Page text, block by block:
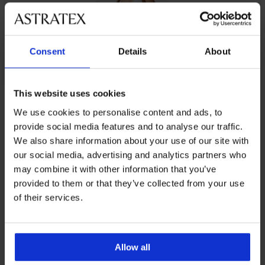
Consent Details About
This website uses cookies
We use cookies to personalise content and ads, to
provide social media features and to analyse our traffic.
We also share information about your use of our site with
our social media, advertising and analytics partners who
may combine it with other information that you’ve
provided to them or that they’ve collected from your use
of their services.
Allow all
-30%
-20 % GET20
5
Bavlnená
spodná
-20 % GET20
Dámska
košieľka
-30%
-20 % GET20
5
2
PACK
-20 % GET20
Spodná
košieľka
16,99
-13%
-20 % GET20
4,8
2
PACK
-20 % GET20
4,8
Bavlnená
spodná
-20%
-20 % GET20
5
Bavlnená
spodná
Z rovnakej kolekcie